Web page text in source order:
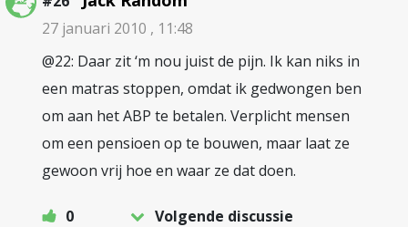
27 januari 2010 , 11:48
@22: Daar zit ‘m nou juist de pijn. Ik kan niks in
een matras stoppen, omdat ik gedwongen ben
om aan het ABP te betalen. Verplicht mensen
om een pensioen op te bouwen, maar laat ze
gewoon vrij hoe en waar ze dat doen.
0
Volgende discussie